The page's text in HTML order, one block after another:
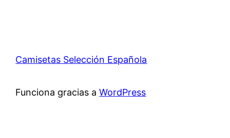
Camisetas Selección Española
Funciona gracias aWordPress